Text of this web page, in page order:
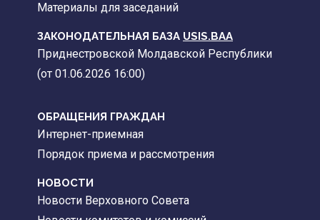
Материалы для заседаний
ЗАКОНОДАТЕЛЬНАЯ БАЗА USIS.BAA
Приднестровской Молдавской Республики
(от 01.06.2026 16:00)
ОБРАЩЕНИЯ ГРАЖДАН
Интернет-приемная
Порядок приема и рассмотрения
НОВОСТИ
Новости Верховного Совета